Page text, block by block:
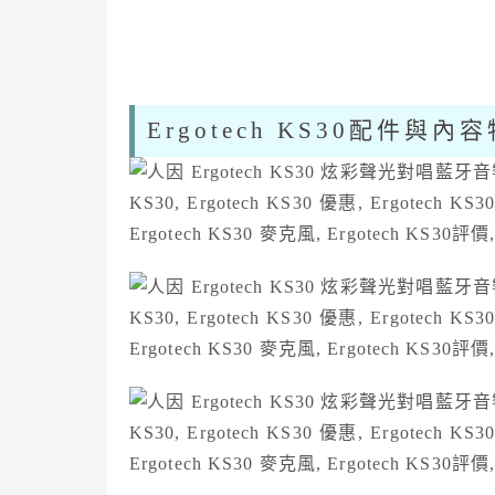
Ergotech KS30配件與內容